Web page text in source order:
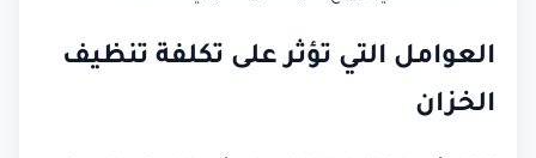
العوامل التي تؤثر على تكلفة تنظيف
الخزان